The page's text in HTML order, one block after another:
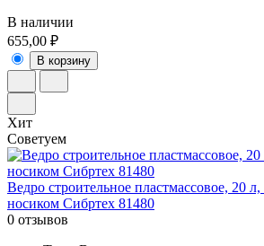
В наличии
655,00 ₽
В корзину
Хит
Советуем
Ведро строительное пластмассовое, 20
носиком Сибртех 81480
0 отзывов